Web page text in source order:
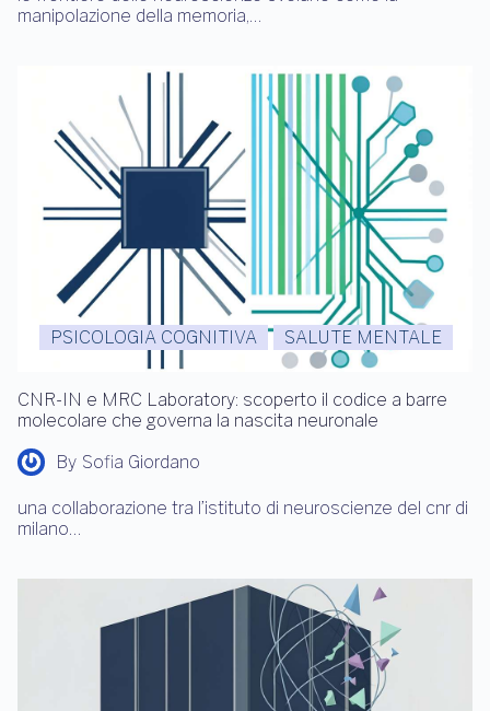
manipolazione della memoria,…
PSICOLOGIA COGNITIVA SALUTE MENTALE
CNR-IN e MRC Laboratory: scoperto il codice a barre
molecolare che governa la nascita neuronale
By Sofia Giordano
una collaborazione tra l’istituto di neuroscienze del cnr di
milano…